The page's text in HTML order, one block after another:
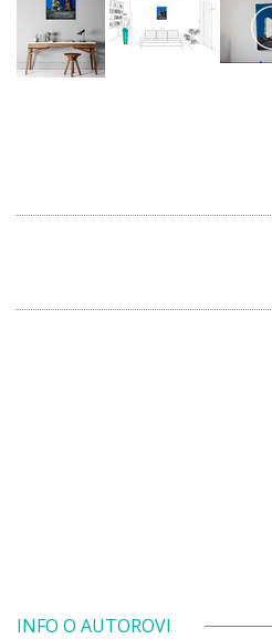
INFO O AUTOROVI